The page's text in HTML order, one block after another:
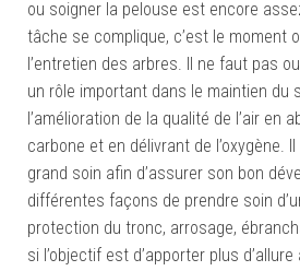
ou soigner la pelouse est encore
tâche se complique, c’est le moment
l’entretien des arbres. Il ne faut pas
un rôle important dans le maintien du
l’amélioration de la qualité de l’air en
carbone et en délivrant de l’oxygène.
grand soin afin d’assurer son bon
différentes façons de prendre soin
protection du tronc, arrosage,
si l’objectif est d’apporter plus